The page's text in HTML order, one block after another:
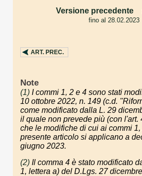
Versione precedente
fino al 28.02.2023
ART. PREC.
Note
(1) I commi 1, 2 e 4 sono stati
10 ottobre 2022, n. 149 (c.d.
come modificato dalla L. 29
il quale non prevede più (con l'art.
che le modifiche di cui ai commi
presente articolo si applicano a
giugno 2023.
(2) Il comma 4 è stato modificato
1, lettera a) del D.Lgs. 27